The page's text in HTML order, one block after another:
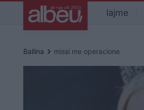
lajme
Ballina keyboard_arrow_right missi me operacione